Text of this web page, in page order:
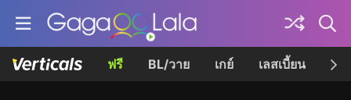
ฟรี BL/วาย เกย์ เลสเบี้ยน เค